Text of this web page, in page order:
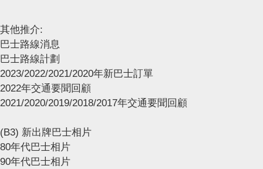
其他推介:
巴士路線消息
巴士路線計劃
2023/2022/2021/2020年新巴士訂單
2022年交通要聞回顧
2021/2020/2019/2018/2017年交通要聞回顧
(B3) 新出牌巴士相片
80年代巴士相片
90年代巴士相片